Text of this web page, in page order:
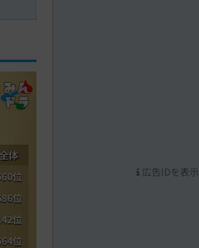
全体
位
位
位
位
広告IDを表示